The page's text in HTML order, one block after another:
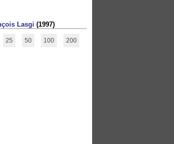
Lasgi (1997)
25 50 100 200